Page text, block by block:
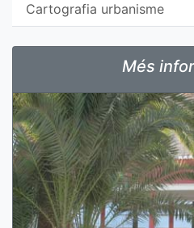
Cartografia urbanisme
Més